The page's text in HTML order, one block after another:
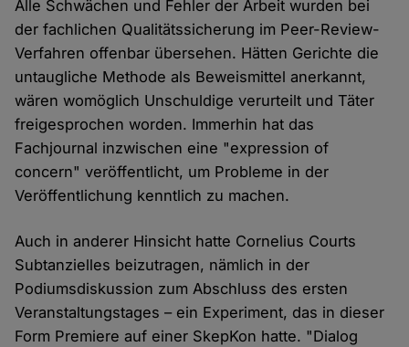
Alle Schwächen und Fehler der Arbeit wurden bei
der fachlichen Qualitätssicherung im Peer-Review-
Verfahren offenbar übersehen. Hätten Gerichte die
untaugliche Methode als Beweismittel anerkannt,
wären womöglich Unschuldige verurteilt und Täter
freigesprochen worden. Immerhin hat das
Fachjournal inzwischen eine "expression of
concern" veröffentlicht, um Probleme in der
Veröffentlichung kenntlich zu machen.
Auch in anderer Hinsicht hatte Cornelius Courts
Subtanzielles beizutragen, nämlich in der
Podiumsdiskussion zum Abschluss des ersten
Veranstaltungstages – ein Experiment, das in dieser
Form Premiere auf einer SkepKon hatte. "Dialog